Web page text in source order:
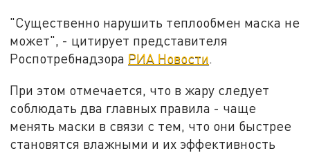
"Существенно нарушить теплообмен маска не
может", - цитирует представителя
Роспотребнадзора РИА Новости.
При этом отмечается, что в жару следует
соблюдать два главных правила - чаще
менять маски в связи с тем, что они быстрее
становятся влажными и их эффективность